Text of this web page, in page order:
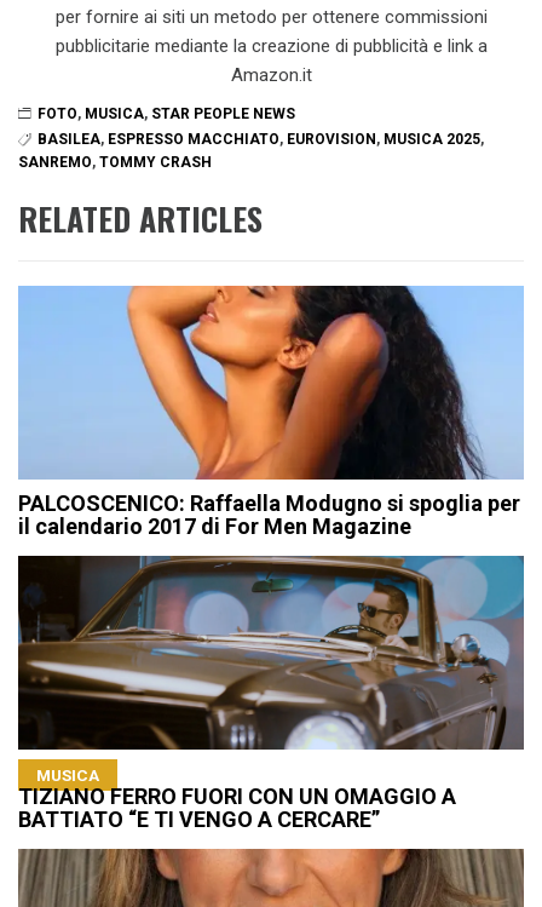
per fornire ai siti un metodo per ottenere commissioni
pubblicitarie mediante la creazione di pubblicità e link a
Amazon.it
FOTO, MUSICA, STAR PEOPLE NEWS
BASILEA, ESPRESSO MACCHIATO, EUROVISION, MUSICA 2025,
SANREMO, TOMMY CRASH
RELATED ARTICLES
PALCOSCENICO: Raffaella Modugno si spoglia per
il calendario 2017 di For Men Magazine
MUSICA
TIZIANO FERRO FUORI CON UN OMAGGIO A
BATTIATO “E TI VENGO A CERCARE”